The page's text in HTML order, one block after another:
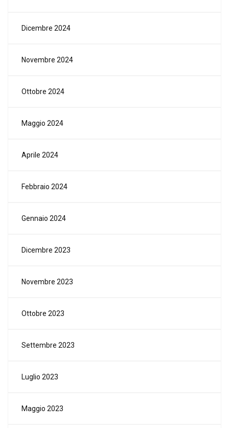
Dicembre 2024
Novembre 2024
Ottobre 2024
Maggio 2024
Aprile 2024
Febbraio 2024
Gennaio 2024
Dicembre 2023
Novembre 2023
Ottobre 2023
Settembre 2023
Luglio 2023
Maggio 2023